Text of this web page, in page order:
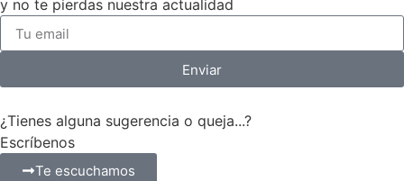
y no te pierdas nuestra actualidad
Enviar
¿Tienes alguna sugerencia o queja...?
Escríbenos
Te escuchamos